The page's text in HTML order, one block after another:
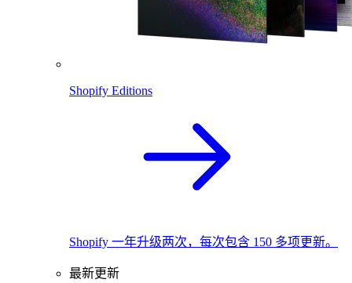
Shopify Editions
Shopify 一年升级两次，每次包含 150 多项更新。
最新更新